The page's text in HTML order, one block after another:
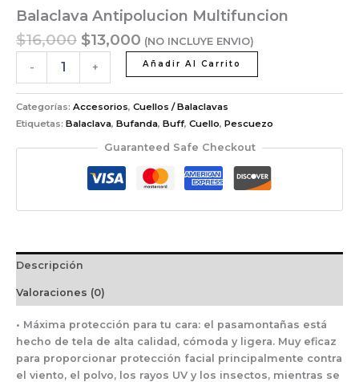
Balaclava Antipolucion Multifuncion
$16,000 $13,000 (NO INCLUYE ENVIO)
- + Añadir Al Carrito
Categorías: Accesorios, Cuellos / Balaclavas
Etiquetas: Balaclava, Bufanda, Buff, Cuello, Pescuezo
Guaranteed Safe Checkout
Descripción
Valoraciones (0)
• Máxima protección para tu cara: el pasamontañas está
hecho de tela de alta calidad, cómoda y ligera. Muy eficaz
para proporcionar protección facial principalmente contra
el viento, el polvo, los rayos UV y los insectos, mientras se